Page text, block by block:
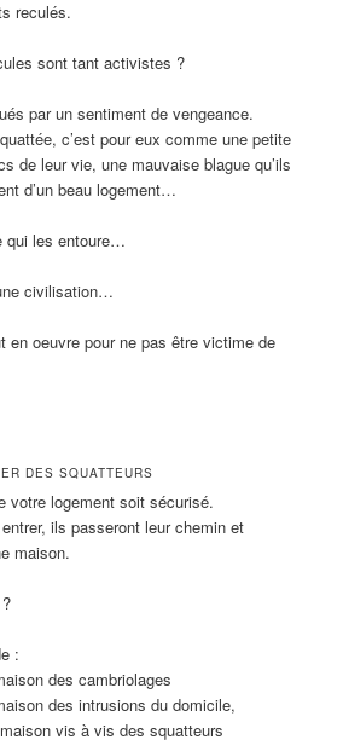
reculés.
sont tant activistes ?
par un sentiment de vengeance.
c’est pour eux comme une petite
de leur vie, une mauvaise blague qu’ils
d’un beau logement…
qui les entoure…
civilisation…
en oeuvre pour ne pas être victime de
DES SQUATTEURS
votre logement soit sécurisé.
ils passeront leur chemin et
maison.
:
des cambriolages
des intrusions du domicile,
vis à vis des squatteurs